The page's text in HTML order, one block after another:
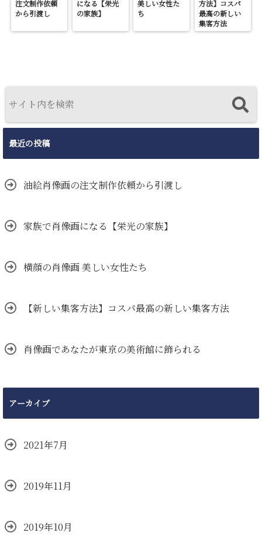
注文制作依頼
から引渡し
になる【栄光
の家族】
美しい女性た
ち
方法】コスパ
最高の新しい
集客方法
最近の投稿
油絵肖像画の注文制作依頼から引渡し
家族で肖像画になる【栄光の家族】
横顔の肖像画 美しい女性たち
【新しい集客方法】コスパ最高の新しい集客方法
肖像画であなたが東京の美術館に飾られる
アーカイブ
2021年7月
2019年11月
2019年10月